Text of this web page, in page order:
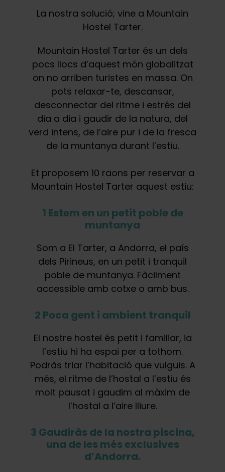
La nostra solució; vine a Mountain
Hostel Tarter.
Mountain Hostel Tarter és un dels
pocs llocs d’aquest món globalitzat
on no arriben turistes en massa. On
pots relaxar-te, descansar,
desconnectar del ritme i estrés del
dia a dia i gaudir de la natura, del
verd intens, de l’aire pur i de la fresca
de la muntanya durant l’estiu.
Et proposem 10 raons per reservar a
Mountain Hostel Tarter aquest estiu:
1 Estem en un petit poble de
muntanya
Som a El Tarter, a Andorra, el país
dels Pirineus, en un petit i tranquil
poble de muntanya. Fàcilment
accessible amb cotxe o amb bus.
2 Poca gent i ambient tranquil
El nostre hostel és petit i familiar, ia
l’estiu hi ha espai per a tothom.
Podràs triar l’habitació que vulguis. A
més, el ritme de l’hostal a l’estiu és
molt pausat i gaudim al màxim de
l’hostal a l’aire lliure.
3 Gaudiràs de la nostra piscina,
una de les més exclusives
d’Andorra.